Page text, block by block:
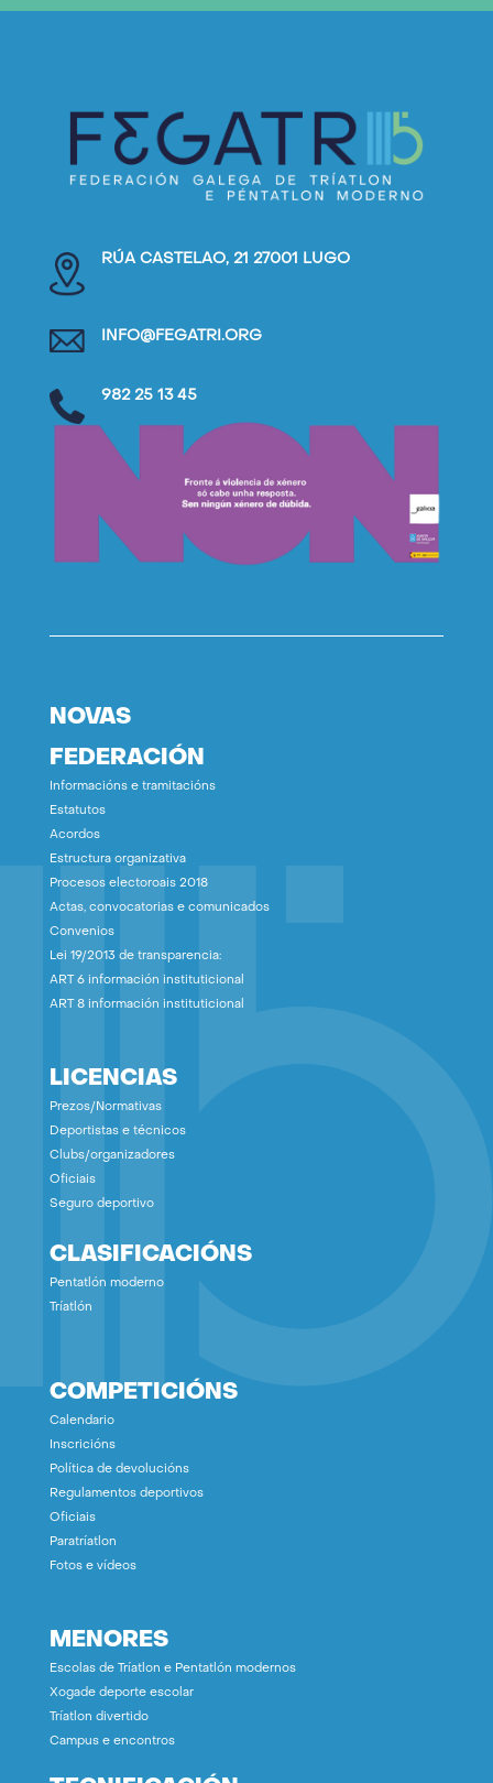
RÚA CASTELAO, 21 27001 LUGO
INFO@FEGATRI.ORG
982 25 13 45
NOVAS
FEDERACIÓN
Informacións e tramitacións
Estatutos
Acordos
Estructura organizativa
Procesos electoroais 2018
Actas, convocatorias e comunicados
Convenios
Lei 19/2013 de transparencia:
ART 6 información instituticional
ART 8 información instituticional
LICENCIAS
Prezos/Normativas
Deportistas e técnicos
Clubs/organizadores
Oficiais
Seguro deportivo
CLASIFICACIÓNS
Pentatlón moderno
Tríatlón
COMPETICIÓNS
Calendario
Inscricións
Política de devolucións
Regulamentos deportivos
Oficiais
Paratríatlon
Fotos e vídeos
MENORES
Escolas de Tríatlon e Pentatlón modernos
Xogade deporte escolar
Tríatlon divertido
Campus e encontros